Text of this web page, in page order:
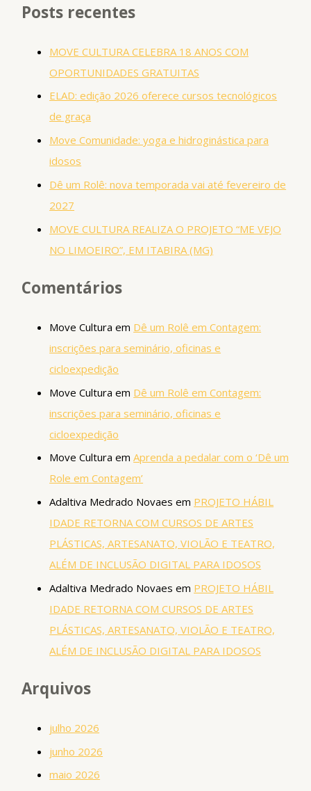
Posts recentes
MOVE CULTURA CELEBRA 18 ANOS COM
OPORTUNIDADES GRATUITAS
ELAD: edição 2026 oferece cursos tecnológicos
de graça
Move Comunidade: yoga e hidroginástica para
idosos
Dê um Rolê: nova temporada vai até fevereiro de
2027
MOVE CULTURA REALIZA O PROJETO “ME VEJO
NO LIMOEIRO”, EM ITABIRA (MG)
Comentários
Move Cultura em Dê um Rolê em Contagem:
inscrições para seminário, oficinas e
cicloexpedição
Move Cultura em Dê um Rolê em Contagem:
inscrições para seminário, oficinas e
cicloexpedição
Move Cultura emAprenda a pedalar com o ‘Dê um
Role em Contagem’
Adaltiva Medrado Novaes em PROJETO HÁBIL
IDADE RETORNA COM CURSOS DE ARTES
PLÁSTICAS, ARTESANATO, VIOLÃO E TEATRO,
ALÉM DE INCLUSÃO DIGITAL PARA IDOSOS
Adaltiva Medrado Novaes em PROJETO HÁBIL
IDADE RETORNA COM CURSOS DE ARTES
PLÁSTICAS, ARTESANATO, VIOLÃO E TEATRO,
ALÉM DE INCLUSÃO DIGITAL PARA IDOSOS
Arquivos
julho 2026
junho 2026
maio 2026